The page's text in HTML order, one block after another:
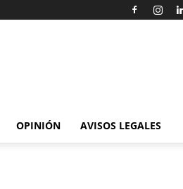
OPINIÓN AVISOS LEGALES